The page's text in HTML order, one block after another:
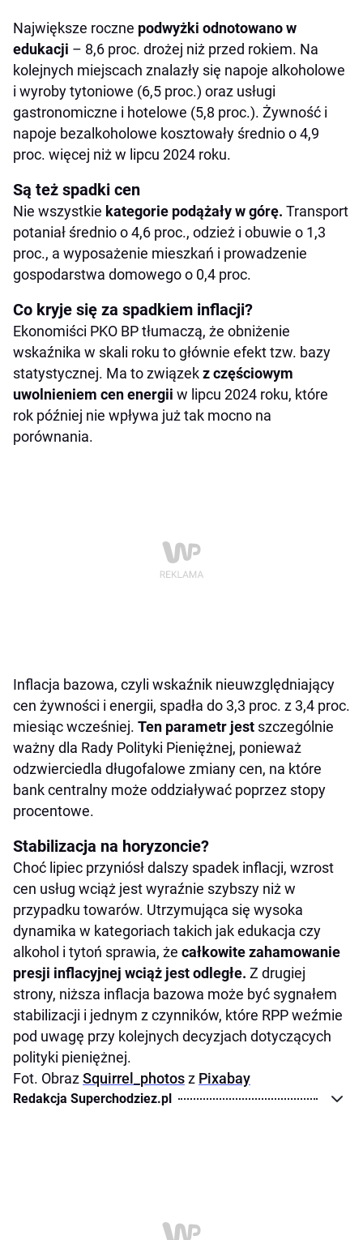
Największe roczne podwyżki odnotowano w
edukacji – 8,6 proc. drożej niż przed rokiem. Na
kolejnych miejscach znalazły się napoje alkoholowe
i wyroby tytoniowe (6,5 proc.) oraz usługi
gastronomiczne i hotelowe (5,8 proc.). Żywność i
napoje bezalkoholowe kosztowały średnio o 4,9
proc. więcej niż w lipcu 2024 roku.
Są też spadki cen
Nie wszystkie kategorie podążały w górę. Transport
potaniał średnio o 4,6 proc., odzież i obuwie o 1,3
proc., a wyposażenie mieszkań i prowadzenie
gospodarstwa domowego o 0,4 proc.
Co kryje się za spadkiem inflacji?
Ekonomiści PKO BP tłumaczą, że obniżenie
wskaźnika w skali roku to głównie efekt tzw. bazy
statystycznej. Ma to związekz częściowym
uwolnieniem cen energii w lipcu 2024 roku, które
rok później nie wpływa już tak mocno na
porównania.
Inflacja bazowa, czyli wskaźnik nieuwzględniający
cen żywności i energii, spadła do 3,3 proc. z 3,4 proc.
miesiąc wcześniej. Ten parametr jest szczególnie
ważny dla Rady Polityki Pieniężnej, ponieważ
odzwierciedla długofalowe zmiany cen, na które
bank centralny może oddziaływać poprzez stopy
procentowe.
Stabilizacja na horyzoncie?
Choć lipiec przyniósł dalszy spadek inflacji, wzrost
cen usług wciąż jest wyraźnie szybszy niż w
przypadku towarów. Utrzymująca się wysoka
dynamika w kategoriach takich jak edukacja czy
alkohol i tytoń sprawia, że całkowite zahamowanie
presji inflacyjnej wciąż jest odległe. Z drugiej
strony, niższa inflacja bazowa może być sygnałem
stabilizacji i jednym z czynników, które RPP weźmie
pod uwagę przy kolejnych decyzjach dotyczących
polityki pieniężnej.
Fot. ObrazSquirrel_photosz Pixabay
Redakcja Superchodziez.pl